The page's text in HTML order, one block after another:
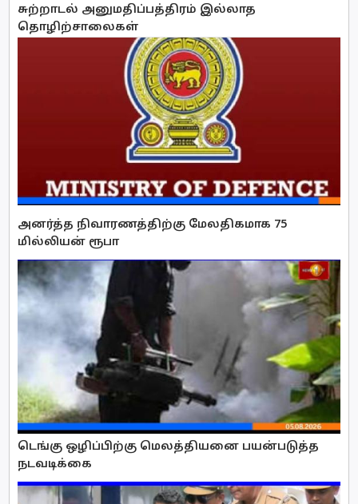
சுற்றாடல் அனுமதிப்பத்திரம் இல்லாத
தொழிற்சாலைகள்
அனர்த்த நிவாரணத்திற்கு மேலதிகமாக 75
மில்லியன் ரூபா
டெங்கு ஒழிப்பிற்கு மெலத்தியனை பயன்படுத்த
நடவடிக்கை